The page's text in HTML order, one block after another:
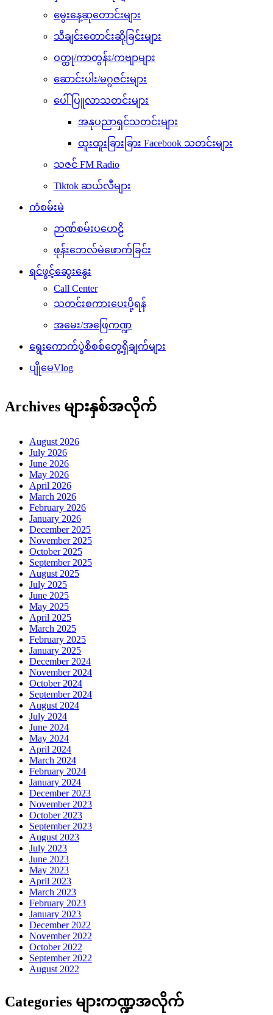
မွေးနေ့ဆုတောင်းများ
သီချင်းတောင်းဆိုခြင်းများ
ဝတ္ထု/ကာတွန်း/ကဗျာများ
ဆောင်းပါး/မဂ္ဂဇင်းများ
ပေါ်ပြူလာသတင်းများ
အနုပညာရှင်သတင်းများ
ထူးထူးခြားခြား Facebook သတင်းများ
သဇင် FM Radio
Tiktok ဆယ်လီများ
ကံစမ်းမဲ
ဉာဏ်စမ်းပဟေဠိ
ဖုန်းဘေလ်မဲဖောက်ခြင်း
ရင်ဖွင့်ဆွေးနွေး
Call Center
သတင်းစကားပေးပို့ရန်
အမေး/အဖြေကဏ္ဍ
ရွေးကောက်ပွဲစိစစ်တွေ့ရှိချက်များ
ပျိုမေVlog
Archives များနှစ်အလိုက်
August 2026
July 2026
June 2026
May 2026
April 2026
March 2026
February 2026
January 2026
December 2025
November 2025
October 2025
September 2025
August 2025
July 2025
June 2025
May 2025
April 2025
March 2025
February 2025
January 2025
December 2024
November 2024
October 2024
September 2024
August 2024
July 2024
June 2024
May 2024
April 2024
March 2024
February 2024
January 2024
December 2023
November 2023
October 2023
September 2023
August 2023
July 2023
June 2023
May 2023
April 2023
March 2023
February 2023
January 2023
December 2022
November 2022
October 2022
September 2022
August 2022
Categories များကဏ္ဍအလိုက်